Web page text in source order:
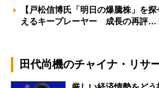
【戸松信博氏「明日の爆騰株」を
えるキープレーヤー 成長の再評…
田代尚機のチャイナ・リサ